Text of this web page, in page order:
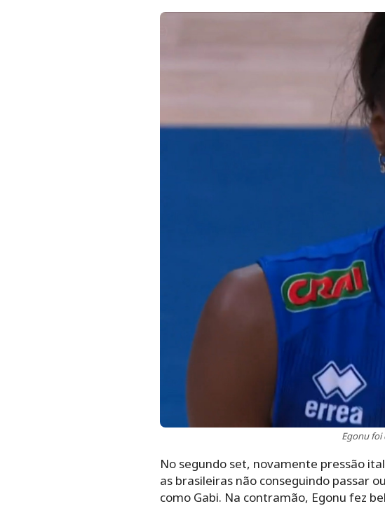
Egonu foi
No segundo set, novamente pressão
as brasileiras não conseguindo passar
como Gabi. Na contramão, Egonu fez